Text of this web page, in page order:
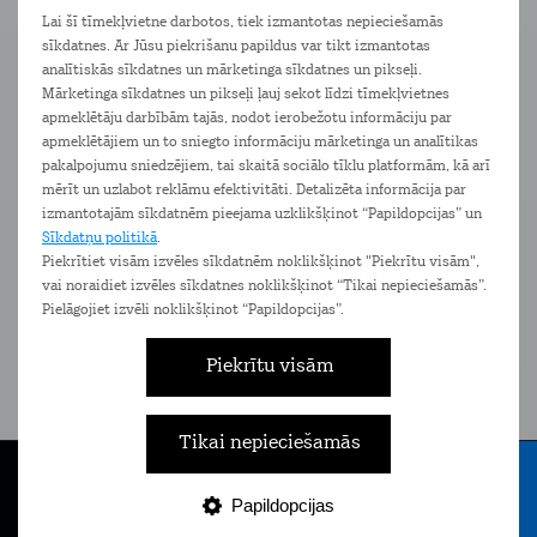
Lai šī tīmekļvietne darbotos, tiek izmantotas nepieciešamās
sīkdatnes. Ar Jūsu piekrišanu papildus var tikt izmantotas
analītiskās sīkdatnes un mārketinga sīkdatnes un pikseļi.
Mārketinga sīkdatnes un pikseļi ļauj sekot līdzi tīmekļvietnes
apmeklētāju darbībām tajās, nodot ierobežotu informāciju par
apmeklētājiem un to sniegto informāciju mārketinga un analītikas
pakalpojumu sniedzējiem, tai skaitā sociālo tīklu platformām, kā arī
mērīt un uzlabot reklāmu efektivitāti. Detalizēta informācija par
izmantotajām sīkdatnēm pieejama uzklikšķinot “Papildopcijas” un
Sīkdatņu politikā.
Piekrītiet visām izvēles sīkdatnēm noklikšķinot "Piekrītu visām",
vai noraidiet izvēles sīkdatnes noklikšķinot “Tikai nepieciešamās”.
Pielāgojiet izvēli noklikšķinot “Papildopcijas”.
Piekrītu visām
Tikai nepieciešamās
Papildopcijas
E-veikals
Vairāk informācijas par piegādes iespējām meklē
Ierīces Pakalpojumi Komplimenti
Tarifu plāns Bizness
Eiropa 1,5 GB
Bezlimita zvani un SMS Latvijā un